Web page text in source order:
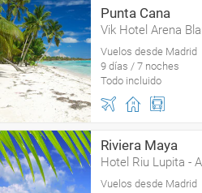
Punta Cana
Vik Hotel Arena
Vuelos desde Madrid
9 días / 7 noches
Todo incluido
Riviera Maya
Hotel Riu Lupita -
Vuelos desde Madrid